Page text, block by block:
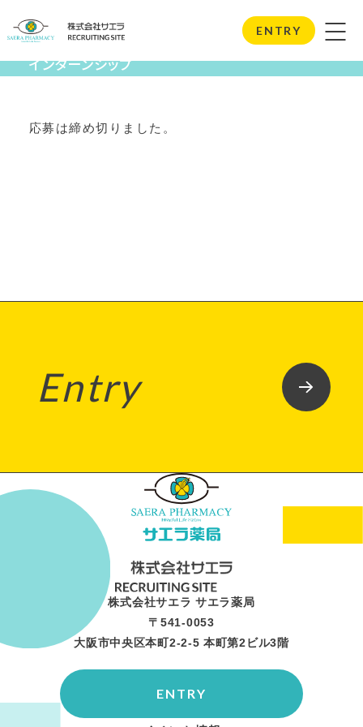
ENTRY
Internship
インターンシップ
応募は締め切りました。
Entry
株式会社サエラ サエラ薬局
〒541-0053
大阪市中央区本町2-2-5 本町第2ビル3階
ENTRY